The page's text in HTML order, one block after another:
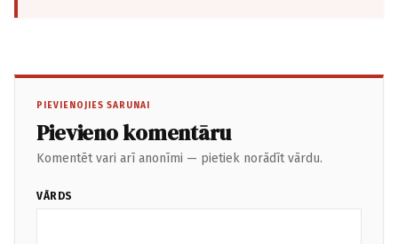
PIEVIENOJIES SARUNAI
Pievieno komentāru
Komentēt vari arī anonīmi — pietiek norādīt vārdu.
VĀRDS